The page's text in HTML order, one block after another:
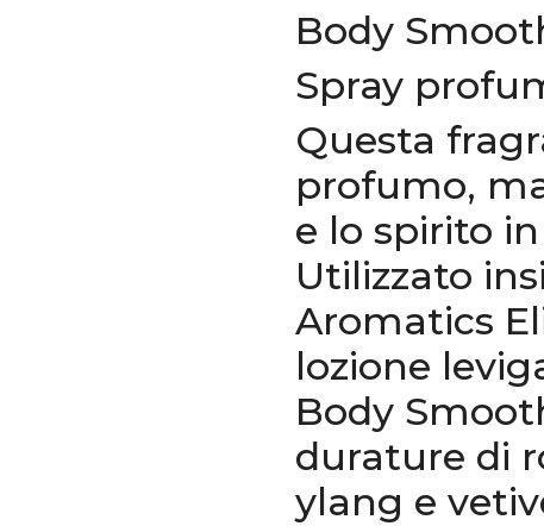
Body
Spray
Questa
profumo,
e lo spirito
Utilizzato
Aromatics
lozione
Body
durature di
ylang e